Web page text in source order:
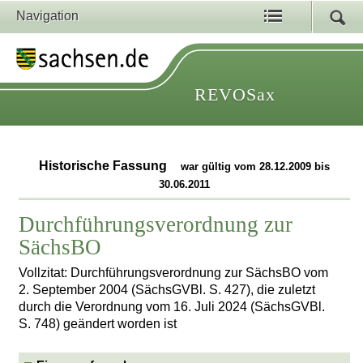
Navigation
REVOSax
Historische Fassung
war gültig vom 28.12.2009 bis
30.06.2011
Durchführungsverordnung zur
SächsBO
Vollzitat: Durchführungsverordnung zur SächsBO vom
2. September 2004 (SächsGVBl. S. 427), die zuletzt
durch die Verordnung vom 16. Juli 2024 (SächsGVBl.
S. 748) geändert worden ist